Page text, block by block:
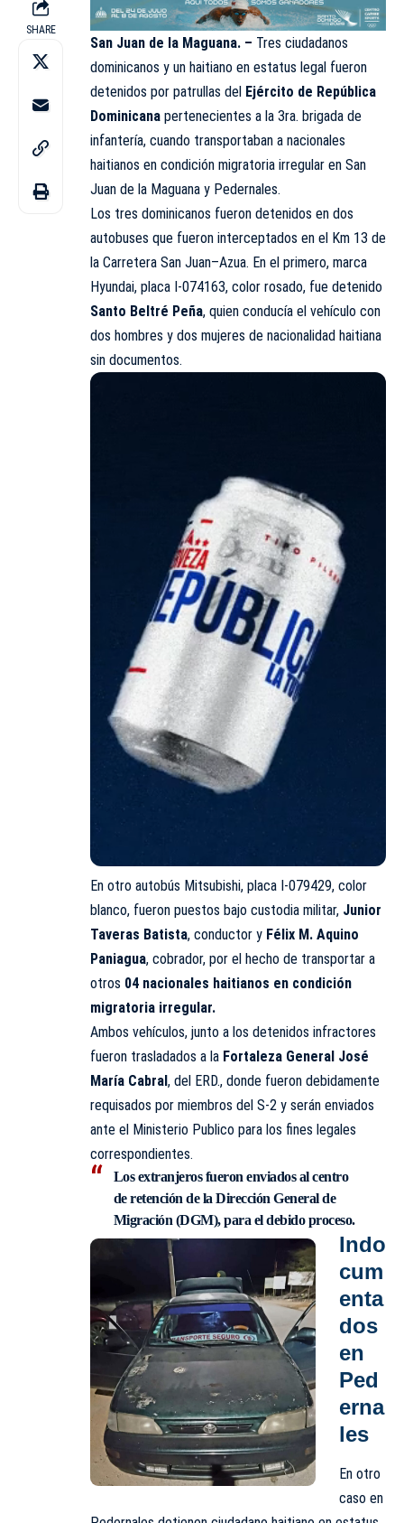
SHARE
San Juan de la Maguana. – Tres ciudadanos
dominicanos y un haitiano en estatus legal fueron
detenidos por patrullas del Ejército de República
Dominicana pertenecientes a la 3ra. brigada de
infantería, cuando transportaban a nacionales
haitianos en condición migratoria irregular en San
Juan de la Maguana y Pedernales.
Los tres dominicanos fueron detenidos en dos
autobuses que fueron interceptados en el Km 13 de
la Carretera San Juan–Azua. En el primero, marca
Hyundai, placa I-074163, color rosado, fue detenido
Santo Beltré Peña, quien conducía el vehículo con
dos hombres y dos mujeres de nacionalidad haitiana
sin documentos.
En otro autobús Mitsubishi, placa I-079429, color
blanco, fueron puestos bajo custodia militar, Junior
Taveras Batista, conductor y Félix M. Aquino
Paniagua, cobrador, por el hecho de transportar a
otros 04 nacionales haitianos en condición
migratoria irregular.
Ambos vehículos, junto a los detenidos infractores
fueron trasladados a la Fortaleza General José
María Cabral, del ERD., donde fueron debidamente
requisados por miembros del S-2 y serán enviados
ante el Ministerio Publico para los fines legales
correspondientes.
Los extranjeros fueron enviados al centro
de retención de la Dirección General de
Migración (DGM), para el debido proceso.
Indo
cum
enta
dos
en
Ped
erna
les
En otro
caso en